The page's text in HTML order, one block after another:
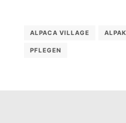
ALPACA VILLAGE
PFLEGEN